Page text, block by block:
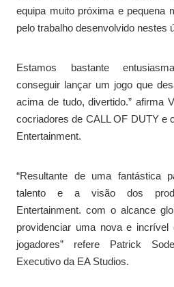
equipa muito próxima e pequena
pelo trabalho desenvolvido nestes
Estamos bastante
conseguir lançar um jogo que
acima de tudo, divertido.” afirma
cocriadores de CALL OF DUTY e
Entertainment.
“Resultante de uma fantástica
talento e a visão dos
Entertainment. com o alcance
providenciar uma nova e incrível
jogadores” refere Patrick
Executivo da EA Studios.